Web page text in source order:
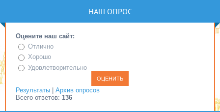
НАШ ОПРОС
Оцените наш сайт:
Отлично
Хорошо
Удовлетворительно
Результаты
Архив опросов
Всего ответов: 136